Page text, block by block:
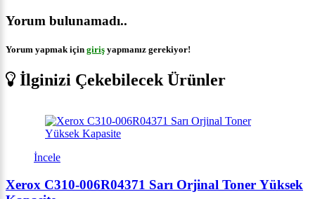
Yorum bulunamadı..
Yorum yapmak için giriş yapmanız gerekiyor!
İlginizi Çekebilecek Ürünler
İncele
Xerox C310-006R04371 Sarı Orjinal Toner Yüksek